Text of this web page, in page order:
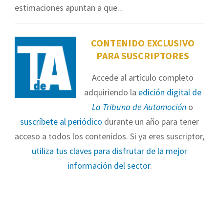
estimaciones apuntan a que...
CONTENIDO EXCLUSIVO
PARA SUSCRIPTORES
Accede al artículo completo
adquiriendo la edición digital de
La Tribuna de Automoción o
suscríbete al periódico durante un año para tener
acceso a todos los contenidos. Si ya eres suscriptor,
utiliza tus claves para disfrutar de la mejor
información del sector.